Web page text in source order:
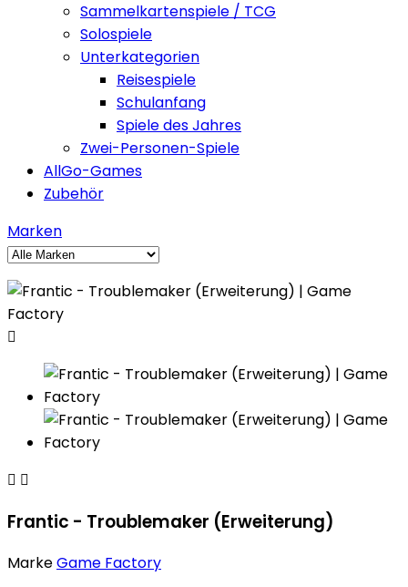
Sammelkartenspiele / TCG
Solospiele
Unterkategorien
Reisespiele
Schulanfang
Spiele des Jahres
Zwei-Personen-Spiele
AllGo-Games
Zubehör
Marken

 
Frantic - Troublemaker (Erweiterung)
MarkeGame Factory